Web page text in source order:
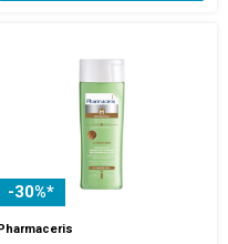
-30%*